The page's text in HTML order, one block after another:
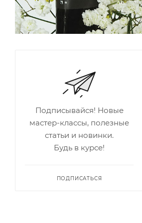
Подписывайся! Новые
мастер-классы, полезные
статьи и новинки.
Будь в курсе!
ПОДПИСАТЬСЯ